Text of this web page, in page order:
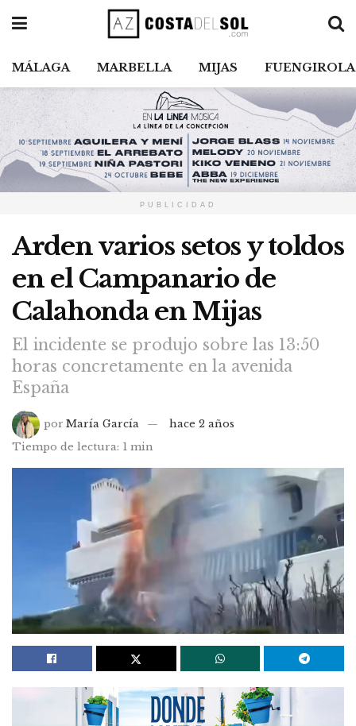
MÁLAGA MARBELLA MIJAS FUENGIROLA
PUBLICIDAD
Arden varios setos y toldos
en el Campanario de
Calahonda en Mijas
El incidente se produjo sobre las 13:50
horas concretamente en la avenida
España
por María García
hace 2 años
Tiempo de lectura: 1 min